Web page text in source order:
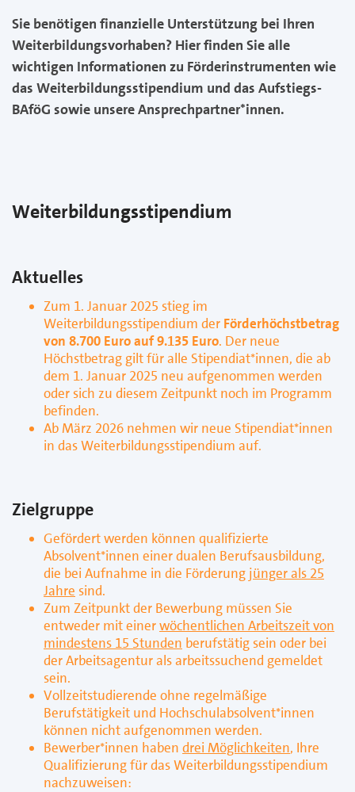
Sie benötigen finanzielle Unterstützung bei Ihren
Weiterbildungsvorhaben? Hier finden Sie alle
wichtigen Informationen zu Förderinstrumenten wie
das Weiterbildungsstipendium und das Aufstiegs-
BAföG sowie unsere Ansprechpartner*innen.
Weiterbildungsstipendium
Aktuelles
Zum 1. Januar 2025 stieg im
Weiterbildungsstipendium der Förderhöchstbetrag
von 8.700 Euro auf 9.135 Euro. Der neue
Höchstbetrag gilt für alle Stipendiat*innen, die ab
dem 1. Januar 2025 neu aufgenommen werden
oder sich zu diesem Zeitpunkt noch im Programm
befinden.
Ab März 2026 nehmen wir neue Stipendiat*innen
in das Weiterbildungsstipendium auf.
Zielgruppe
Gefördert werden können qualifizierte
Absolvent*innen einer dualen Berufsausbildung,
die bei Aufnahme in die Förderung jünger als 25
Jahre sind.
Zum Zeitpunkt der Bewerbung müssen Sie
entweder mit einerwöchentlichen Arbeitszeit von
mindestens 15 Stunden berufstätig sein oder bei
der Arbeitsagentur als arbeitssuchend gemeldet
sein.
Vollzeitstudierende ohne regelmäßige
Berufstätigkeit und Hochschulabsolvent*innen
können nicht aufgenommen werden.
Bewerber*innen haben drei Möglichkeiten, Ihre
Qualifizierung für das Weiterbildungsstipendium
nachzuweisen: